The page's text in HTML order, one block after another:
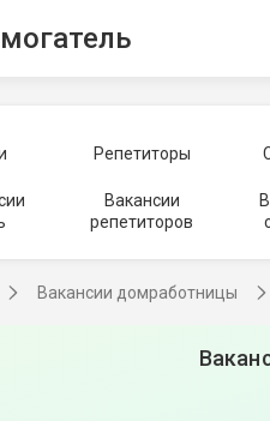
Репетиторы
Вакансии
репетиторов
Вакансии домработницы